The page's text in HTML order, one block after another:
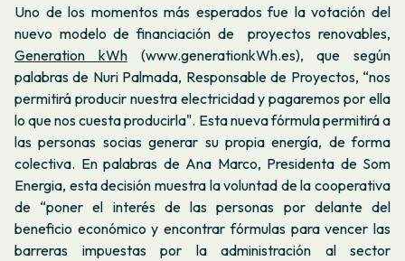
Uno de los momentos más esperados fue la votación del
nuevo modelo de financiación de proyectos renovables,
Generation kWh(www.generationkWh.es), que según
palabras de Nuri Palmada, Responsable de Proyectos, “nos
permitirá producir nuestra electricidad y pagaremos por ella
lo que nos cuesta producirla". Esta nueva fórmula permitirá a
las personas socias generar su propia energía, de forma
colectiva. En palabras de Ana Marco, Presidenta de Som
Energia, esta decisión muestra la voluntad de la cooperativa
de “poner el interés de las personas por delante del
beneficio económico y encontrar fórmulas para vencer las
barreras impuestas por la administración al sector